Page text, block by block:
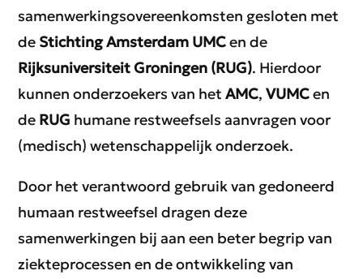
samenwerkingsovereenkomsten gesloten met
de Stichting Amsterdam UMCen de
Rijksuniversiteit Groningen (RUG). Hierdoor
kunnen onderzoekers van hetAMC,VUMCen
de RUG humane restweefsels aanvragen voor
(medisch) wetenschappelijk onderzoek.
Door het verantwoord gebruik van gedoneerd
humaan restweefsel dragen deze
samenwerkingen bij aan een beter begrip van
ziekteprocessen en de ontwikkeling van